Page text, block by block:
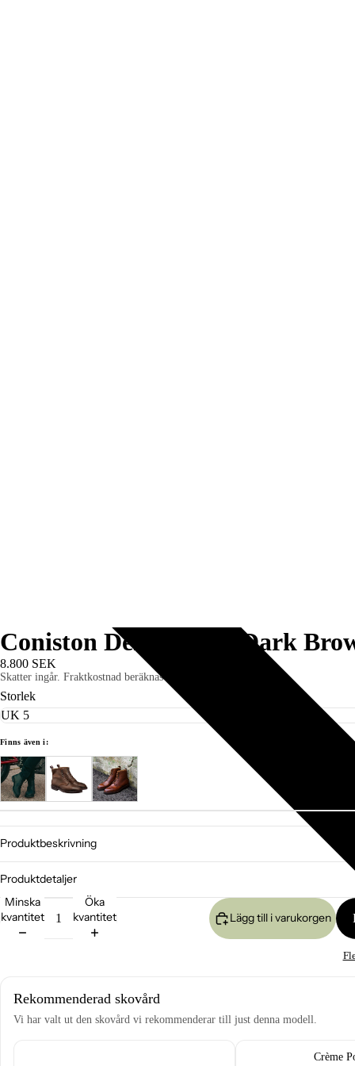
Coniston Derby Boot, Dark
8.800 SEK
Skatter ingår. Fraktkostnad beräknas i kassan.
Storlek
Finns även i:
Produktbeskrivning
Produktdetaljer
Minska
kvantitet
Öka
kvantitet
Lägg till i varukorgen
Rekommenderad skovård
Vi har valt ut den skovård vi rekommenderar till just denna modell.
Crème